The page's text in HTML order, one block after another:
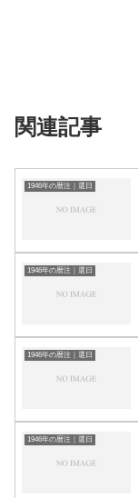
関連記事
1946年の暦注｜選日
1946年の暦注｜選日
1946年の暦注｜選日
1946年の暦注｜選日